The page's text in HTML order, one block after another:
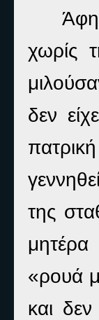
χωρίς
δεν
της
μητέρα
«ρουά
και